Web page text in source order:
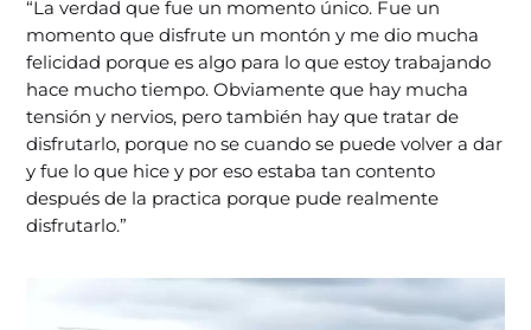
“La verdad que fue un momento único. Fue un
momento que disfrute un montón y me dio mucha
felicidad porque es algo para lo que estoy trabajando
hace mucho tiempo. Obviamente que hay mucha
tensión y nervios, pero también hay que tratar de
disfrutarlo, porque no se cuando se puede volver a dar
y fue lo que hice y por eso estaba tan contento
después de la practica porque pude realmente
disfrutarlo.”